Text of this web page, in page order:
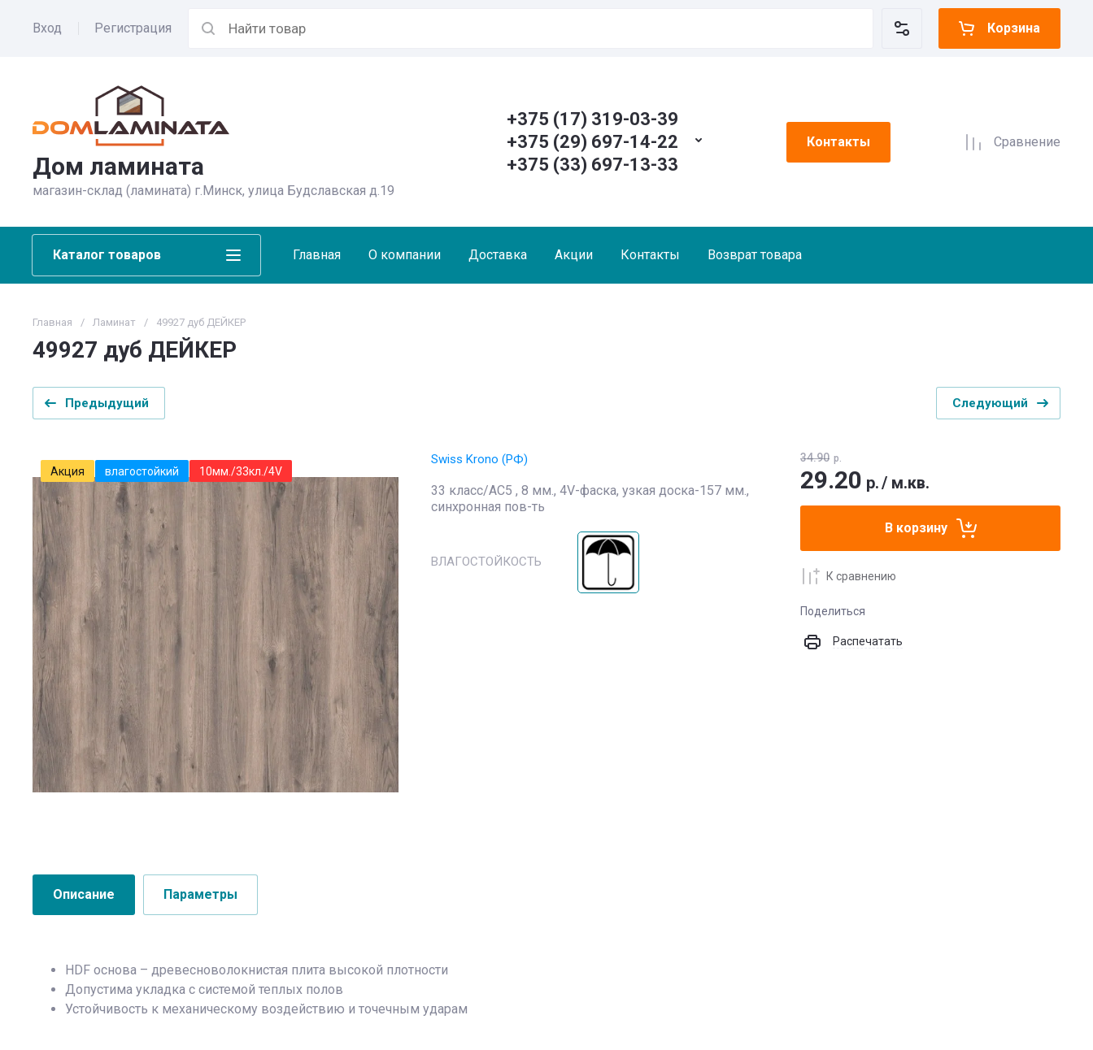
Вход Регистрация Корзина
Дом ламината
магазин-склад (ламината) г.Минск, улица Будславская д.19
Контакты Сравнение
+375 (17) 319-03-39
+375 (29) 697-14-22
+375 (33) 697-13-33
Каталог товаров Главная О компании Доставка Акции Контакты Возврат товара
Главная / Ламинат / 49927 дуб ДЕЙКЕР
49927 дуб ДЕЙКЕР
Предыдущий Следующий
Акция влагостойкий 10мм./33кл./4V
Swiss Krono (РФ)
33 класс/АС5 , 8 мм., 4V-фаска, узкая доска-157 мм.,
синхронная пов-ть
ВЛАГОСТОЙКОСТЬ
34.90 р.
29.20 р./ м.кв.
В корзину
К сравнению
Поделиться
Распечатать
Описание Параметры
HDF основа – древесноволокнистая плита высокой плотности
Допустима укладка с системой теплых полов
Устойчивость к механическому воздействию и точечным ударам